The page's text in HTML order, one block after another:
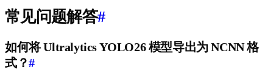
常见问题解答#
如何将 Ultralytics YOLO26 模型导出为 NCNN 格
式？#